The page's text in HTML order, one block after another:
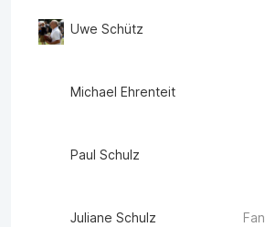
Uwe Schütz
Michael Ehrenteit
Paul Schulz
Juliane Schulz